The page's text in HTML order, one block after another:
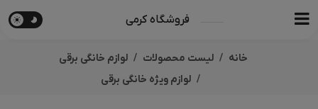
فروشگاه کرمی
خانه لیست محصولات
لوازم خانگی برقی
لوازم ویژه خانگی برقی